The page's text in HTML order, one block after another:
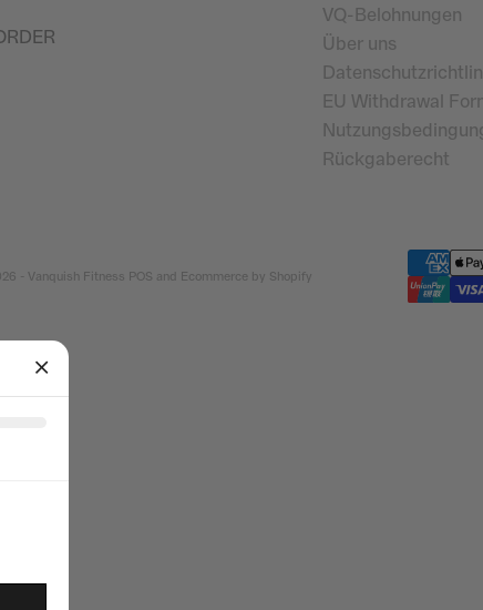
VQ-Belohnungen
Über uns
EU Withdrawal
Rückgaberecht
- Vanquish Fitness POS and Ecommerce by Shopify
FREE SHIPPING